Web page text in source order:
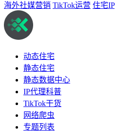
海外社媒营销 TikTok运营 住宅IP
动态住宅
静态住宅
静态数据中心
IP代理科普
TikTok干货
网络爬虫
专题列表